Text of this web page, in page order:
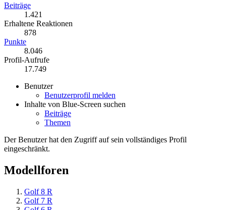
Beiträge
1.421
Erhaltene Reaktionen
878
Punkte
8.046
Profil-Aufrufe
17.749
Benutzer
Benutzerprofil melden
Inhalte von Blue-Screen suchen
Beiträge
Themen
Der Benutzer hat den Zugriff auf sein vollständiges Profil
eingeschränkt.
Modellforen
Golf 8 R
Golf 7 R